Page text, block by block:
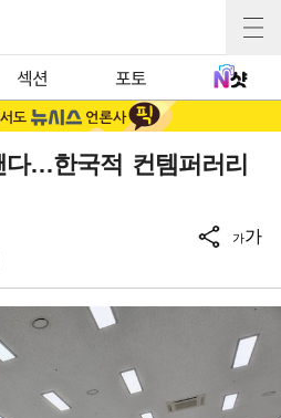
섹션 포토
…한국적 컨템퍼러리
가가